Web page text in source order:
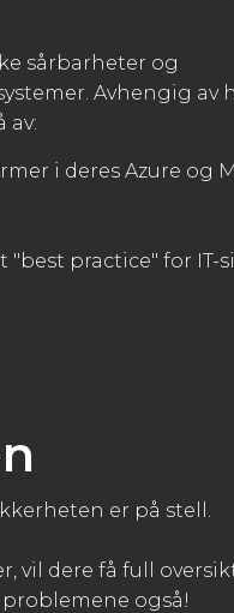
sårbarheter og
Avhengig av
av:
i deres Azure og
practice" for IT-
er på stell.
vil dere få full
også!